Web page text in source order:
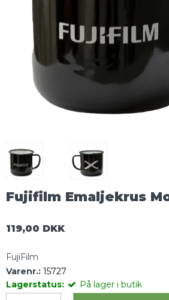
Fujifilm Emaljekrus
119,00 DKK
FujiFilm
Varenr.: 15727
Lagerstatus:
På lager i butik